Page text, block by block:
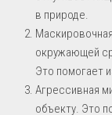
в природе.
окружающей
Это помогает
Агрессивная
объекту. Это